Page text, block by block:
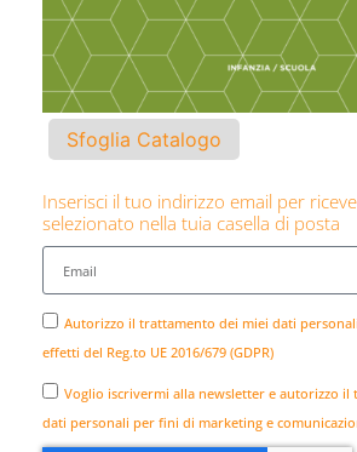
Sfoglia Catalogo
Inserisci il tuo indirizzo email per
selezionato nella tuia casella di posta
Autorizzo il trattamento dei miei dati
effetti del Reg.to UE 2016/679 (GDPR)
Voglio iscrivermi alla newsletter e autorizzo il
dati personali per fini di marketing e